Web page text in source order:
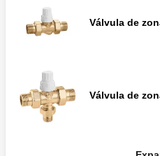
Válvula de
Válvula de